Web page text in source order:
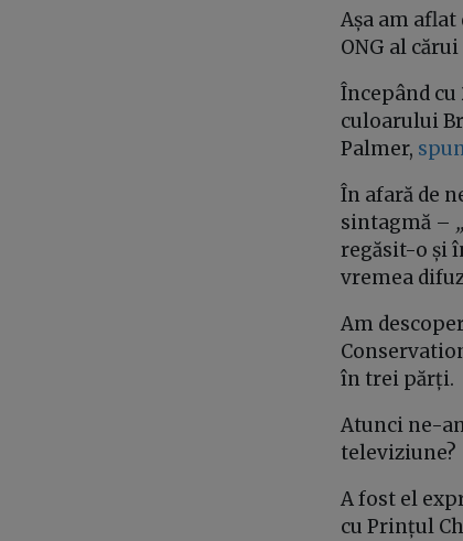
Așa am
ONG al cărui
Începând cu
culoarului
Palmer,
În afară de
sintagmă –
regăsit-o și
vremea
Am
în trei părți.
Atunci ne-
televiziune?
A fost el
cu Prințul